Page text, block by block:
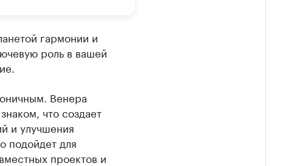
гармонии и
роль в вашей
Венера
что создает
и улучшения
подойдет для
проектов и